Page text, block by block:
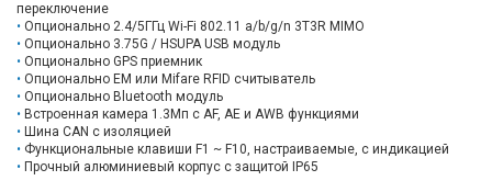
переключение
Опционально 2.4/5ГГц Wi-Fi 802.11 a/b/g/n 3T3R MIMO
Опционально 3.75G / HSUPA USB модуль
Опционально GPS приемник
Опционально EM или Mifare RFID считыватель
Опционально Bluetooth модуль
Встроенная камера 1.3Мп с AF, AE и AWB функциями
Шина CAN с изоляцией
Функциональные клавиши F1 ~ F10, настраиваемые, с индикацией
Прочный алюминиевый корпус с защитой IP65